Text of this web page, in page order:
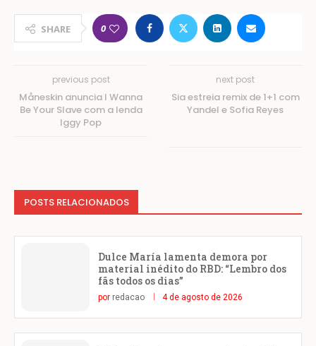
SHARE 0
previous post
Måneskin anuncia I Wanna
Be Your Slave com a lenda
Iggy Pop
next post
Sia estreia remix de 1+1 com
Yandel e Sofia Reyes
POSTS RELACIONADOS
Dulce María lamenta demora por
material inédito do RBD: “Lembro dos
fãs todos os dias”
por redacao 4 de agosto de 2026